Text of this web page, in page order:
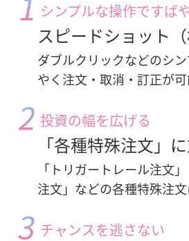
シンプルな操作ですば
スピードショット（
ダブルクリックなどのシ
やく注文・取消・訂正が
投資の幅を広げる
「各種特殊注文」
「トリガートレール注文
注文」などの各種特殊注
チャンスを逃さない